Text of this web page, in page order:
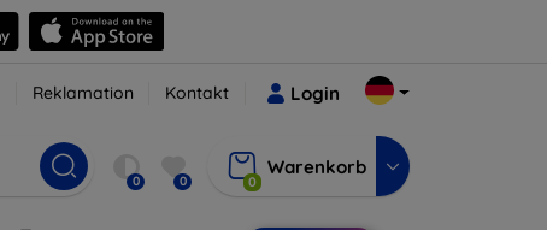
Reklamation Kontakt Login
0 0 0
Warenkorb